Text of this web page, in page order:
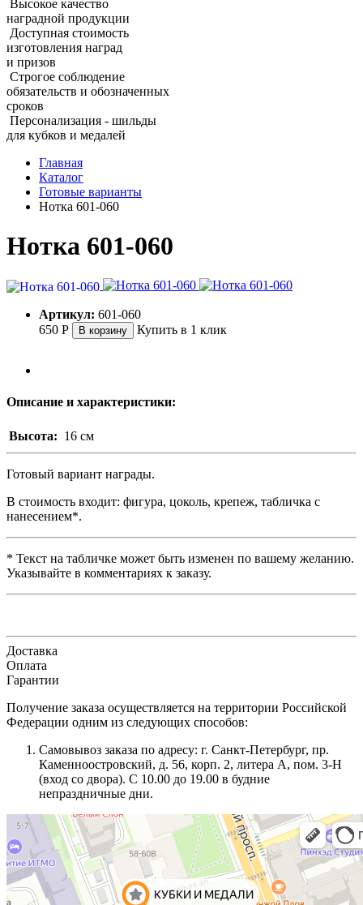
Высокое качество
наградной продукции
Доступная стоимость
изготовления наград
и призов
Строгое соблюдение
обязательств и обозначенных
сроков
Персонализация - шильды
для кубков и медалей
Главная
Каталог
Готовые варианты
Нотка 601‑060
Нотка 601‑060
Артикул: 601-060
650 Р В корзину Купить в 1 клик
Описание и характеристики:
Высота: 16 см
Готовый вариант награды.
В стоимость входит: фигура, цоколь, крепеж, табличка с
нанесением*.​
* Текст на табличке может быть изменен по вашему желанию.
Указывайте в комментариях к заказу.
Доставка
Оплата
Гарантии
Получение заказа осуществляется на территории Российской
Федерации одним из следующих способов:
Самовывоз заказа по адресу: г. Санкт-Петербург, пр.
Каменноостровский, д. 56, корп. 2, литера А, пом. 3-Н
(вход со двора). С 10.00 до 19.00 в будние
непраздничные дни.